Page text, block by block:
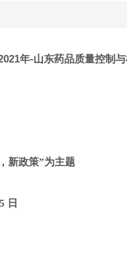
年-山东药品质量控制
新政策”为主题
日